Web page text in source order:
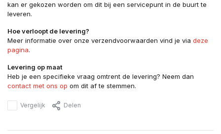
kan er gekozen worden om dit bij een servicepunt in de buurt te
leveren.
Hoe verloopt de levering?
Meer informatie over onze verzendvoorwaarden vind je via deze
pagina.
Levering op maat
Heb je een specifieke vraag omtrent de levering? Neem dan
contact met ons op om dit af te stemmen.
Vergelijk Delen